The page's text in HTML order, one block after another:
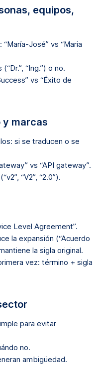
equipos,
José” vs “Maria
“Ing.”) o no.
vs “Éxito de
y marcas
si se traducen o se
vs “API gateway”.
“V2”, “2.0”).
Level Agreement”.
la expansión (“Acuerdo
la sigla original.
vez: término + sigla
para evitar
no.
ambigüedad.